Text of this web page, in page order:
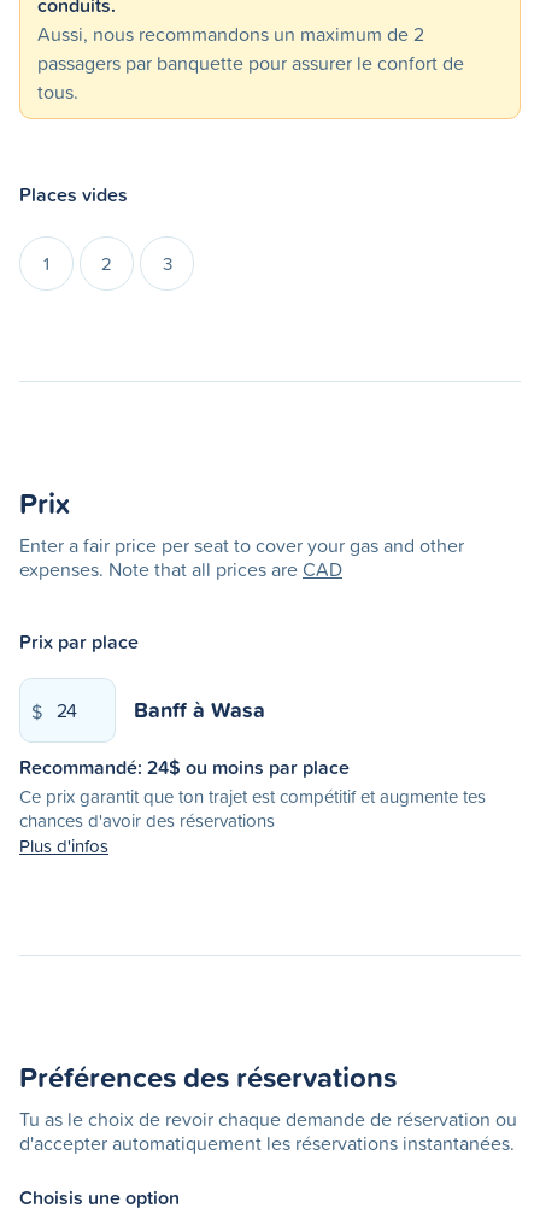
Aussi, nous recommandons un maximum de 2
passagers par banquette pour assurer le confort de
tous.
Places vides
1 2 3
Prix
Enter a fair price per seat to cover your gas and other
expenses. Note that all prices areCAD
Prix par place
$ Banffà Wasa
Recommandé: 24$ ou moins par place
Ce prix garantit que ton trajet est compétitif et augmente tes
chances d'avoir des réservations
Plus d'infos
Préférences des réservations
Tu as le choix de revoir chaque demande de réservation ou
d'accepter automatiquement les réservations instantanées.
Choisis une option